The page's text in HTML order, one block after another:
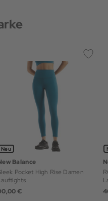
Neu
Balance
Pocket High Rise Damen
€